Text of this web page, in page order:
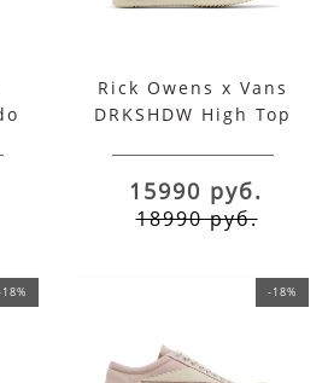
Rick Owens x Vans
DRKSHDW High Top
15990 руб.
18990 руб.
-18%